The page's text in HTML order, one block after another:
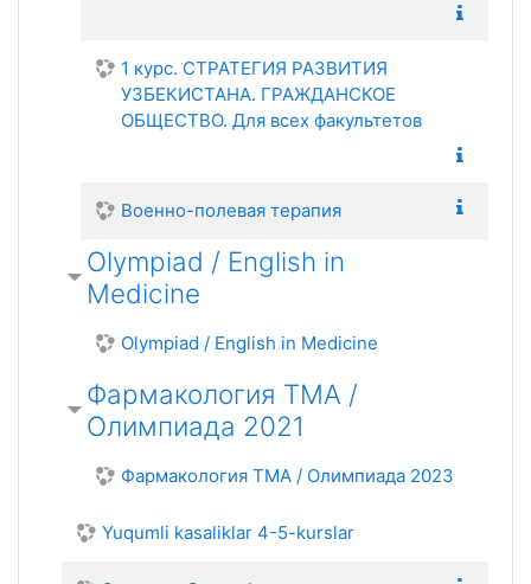
1 курс. СТРАТЕГИЯ РАЗВИТИЯ
УЗБЕКИСТАНА. ГРАЖДАНСКОЕ
ОБЩЕСТВО. Для всех факультетов
Военно-полевая терапия
Olympiad / English in
Medicine
Olympiad / English in Medicine
Фармакология ТМА /
Олимпиада 2021
Фармакология ТМА / Олимпиада 2023
Yuqumli kasaliklar 4-5-kurslar